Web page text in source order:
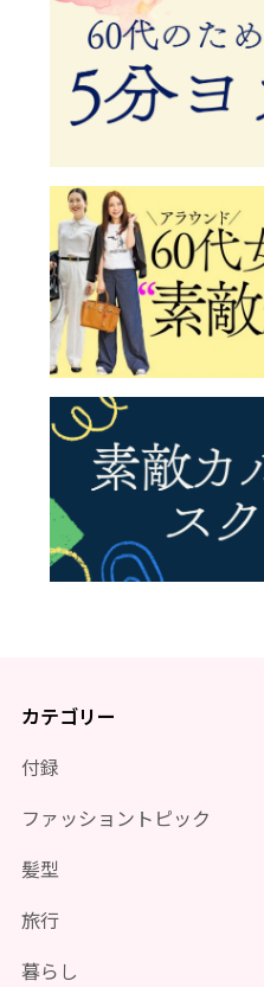
カテゴリー
付録
ファッショントピック
髪型
旅行
暮らし